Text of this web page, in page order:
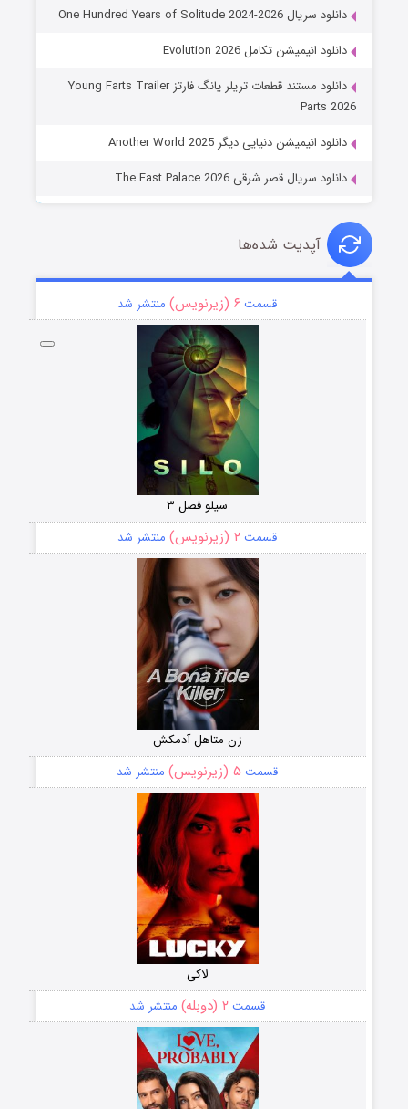
دانلود سریال One Hundred Years of Solitude 2024-2026
دانلود انیمیشن تکامل Evolution 2026
دانلود مستند قطعات تریلر یانگ فارتز Young Farts Trailer
Parts 2026
دانلود انیمیشن دنیایی دیگر Another World 2025
دانلود سریال قصر شرقی The East Palace 2026
آپدیت شده‌ها
قسمت ۶ (زیرنویس) منتشر شد
سیلو فصل ۳
قسمت ۲ (زیرنویس) منتشر شد
زن متاهل آدمکش
قسمت ۵ (زیرنویس) منتشر شد
لاکی
قسمت ۲ (دوبله) منتشر شد